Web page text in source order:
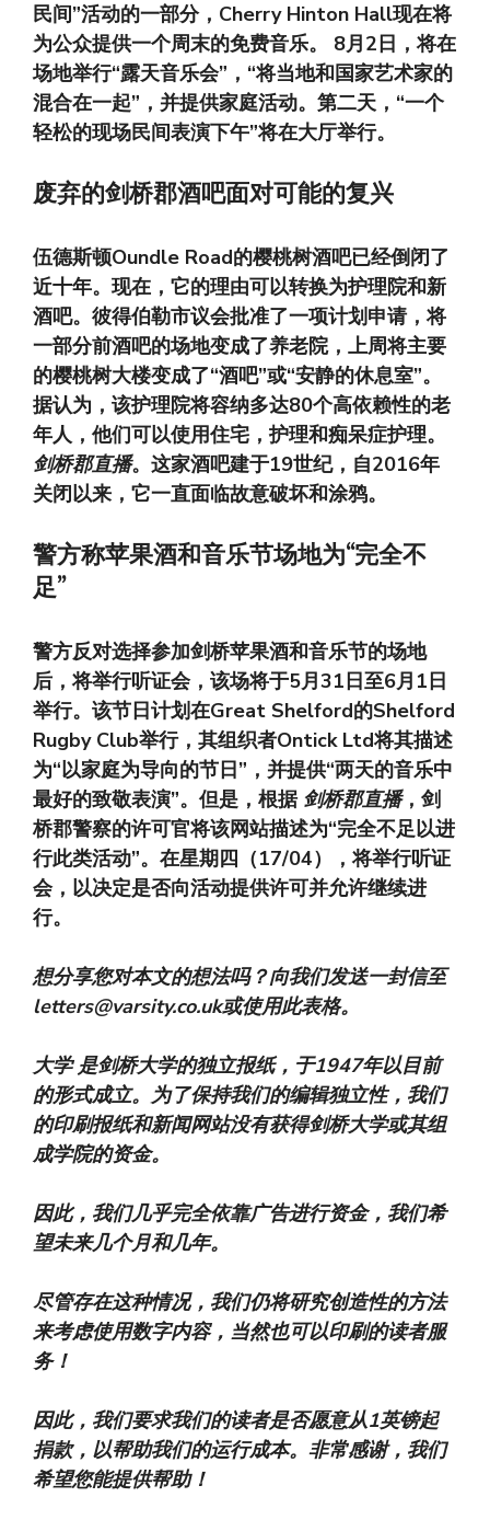
民间”活动的一部分，Cherry Hinton Hall现在将
为公众提供一个周末的免费音乐。 8月2日，将在
场地举行“露天音乐会”，“将当地和国家艺术家的
混合在一起”，并提供家庭活动。第二天，“一个
轻松的现场民间表演下午”将在大厅举行。
废弃的剑桥郡酒吧面对可能的复兴
伍德斯顿Oundle Road的樱桃树酒吧已经倒闭了
近十年。现在，它的理由可以转换为护理院和新
酒吧。彼得伯勒市议会批准了一项计划申请，将
一部分前酒吧的场地变成了养老院，上周将主要
的樱桃树大楼变成了“酒吧”或“安静的休息室”。
据认为，该护理院将容纳多达80个高依赖性的老
年人，他们可以使用住宅，护理和痴呆症护理。
剑桥郡直播。这家酒吧建于19世纪，自2016年
关闭以来，它一直面临故意破坏和涂鸦。
警方称苹果酒和音乐节场地为“完全不
足”
警方反对选择参加剑桥苹果酒和音乐节的场地
后，将举行听证会，该场将于5月31日至6月1日
举行。该节日计划在Great Shelford的Shelford
Rugby Club举行，其组织者Ontick Ltd将其描述
为“以家庭为导向的节日”，并提供“两天的音乐中
最好的致敬表演”。但是，根据 剑桥郡直播，剑
桥郡警察的许可官将该网站描述为“完全不足以进
行此类活动”。在星期四（17/04），将举行听证
会，以决定是否向活动提供许可并允许继续进
行。
想分享您对本文的想法吗？向我们发送一封信至
letters@varsity.co.uk或使用此表格。
大学是剑桥大学的独立报纸，于1947年以目前
的形式成立。为了保持我们的编辑独立性，我们
的印刷报纸和新闻网站没有获得剑桥大学或其组
成学院的资金。
因此，我们几乎完全依靠广告进行资金，我们希
望未来几个月和几年。
尽管存在这种情况，我们仍将研究创造性的方法
来考虑使用数字内容，当然也可以印刷的读者服
务！
因此，我们要求我们的读者是否愿意从1英镑起
捐款，以帮助我们的运行成本。非常感谢，我们
希望您能提供帮助！